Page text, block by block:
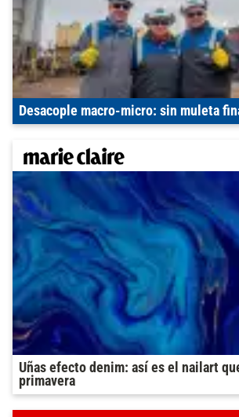
Desacople macro-micro: sin muleta
Uñas efecto denim: así es el nailart
primavera